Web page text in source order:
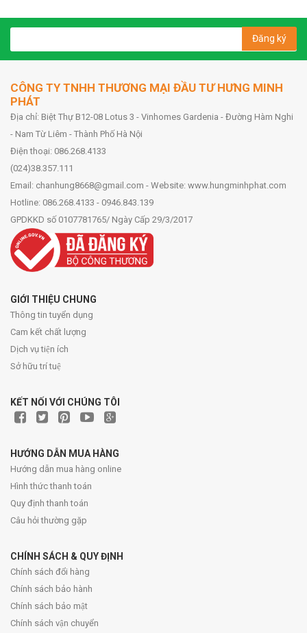
Đăng ký
CÔNG TY TNHH THƯƠNG MẠI ĐẦU TƯ HƯNG MINH
PHÁT
Địa chỉ: Biệt Thự B12-08 Lotus 3 - Vinhomes Gardenia - Đường Hàm Nghi
- Nam Từ Liêm - Thành Phố Hà Nội
Điện thoại: 086.268.4133
(024)38.357.111
Email: chanhung8668@gmail.com - Website: www.hungminhphat.com
Hotline: 086.268.4133 - 0946.843.139
GPDKKD số 0107781765/ Ngày Cấp 29/3/2017
GIỚI THIỆU CHUNG
Thông tin tuyển dụng
Cam kết chất lượng
Dịch vụ tiện ích
Sở hữu trí tuệ
KẾT NỐI VỚI CHÚNG TÔI
HƯỚNG DẪN MUA HÀNG
Hướng dẫn mua hàng online
Hình thức thanh toán
Quy định thanh toán
Câu hỏi thường gặp
CHÍNH SÁCH & QUY ĐỊNH
Chính sách đổi hàng
Chính sách bảo hành
Chính sách bảo mật
Chính sách vận chuyển